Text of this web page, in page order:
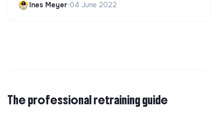
Ines Meyer•04 June 2022
The professional retraining guide